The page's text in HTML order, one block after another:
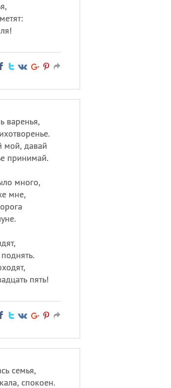
варенья,
давай
принимай.
много,
мне,
пять!
семья,
спокоен.